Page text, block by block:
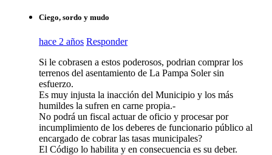
Ciego, sordo y mudo
hace 2 años Responder
Si le cobrasen a estos poderosos, podrian comprar los
terrenos del asentamiento de La Pampa Soler sin
esfuerzo.
Es muy injusta la inacción del Municipio y los más
humildes la sufren en carne propia.-
No podrá un fiscal actuar de oficio y procesar por
incumplimiento de los deberes de funcionario público al
encargado de cobrar las tasas municipales?
El Código lo habilita y en consecuencia es su deber.